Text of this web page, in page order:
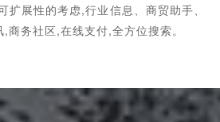
扩展性的考虑,行业信息、商贸助手、
务社区,在线支付,全方位搜索。